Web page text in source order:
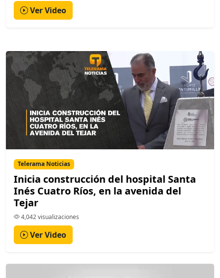
Ver Video
Telerama Noticias
Inicia construcción del hospital Santa
Inés Cuatro Ríos, en la avenida del
Tejar
4,042 visualizaciones
Ver Video